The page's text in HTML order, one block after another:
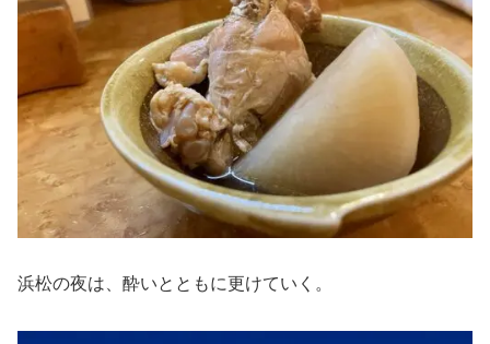
浜松の夜は、酔いとともに更けていく。